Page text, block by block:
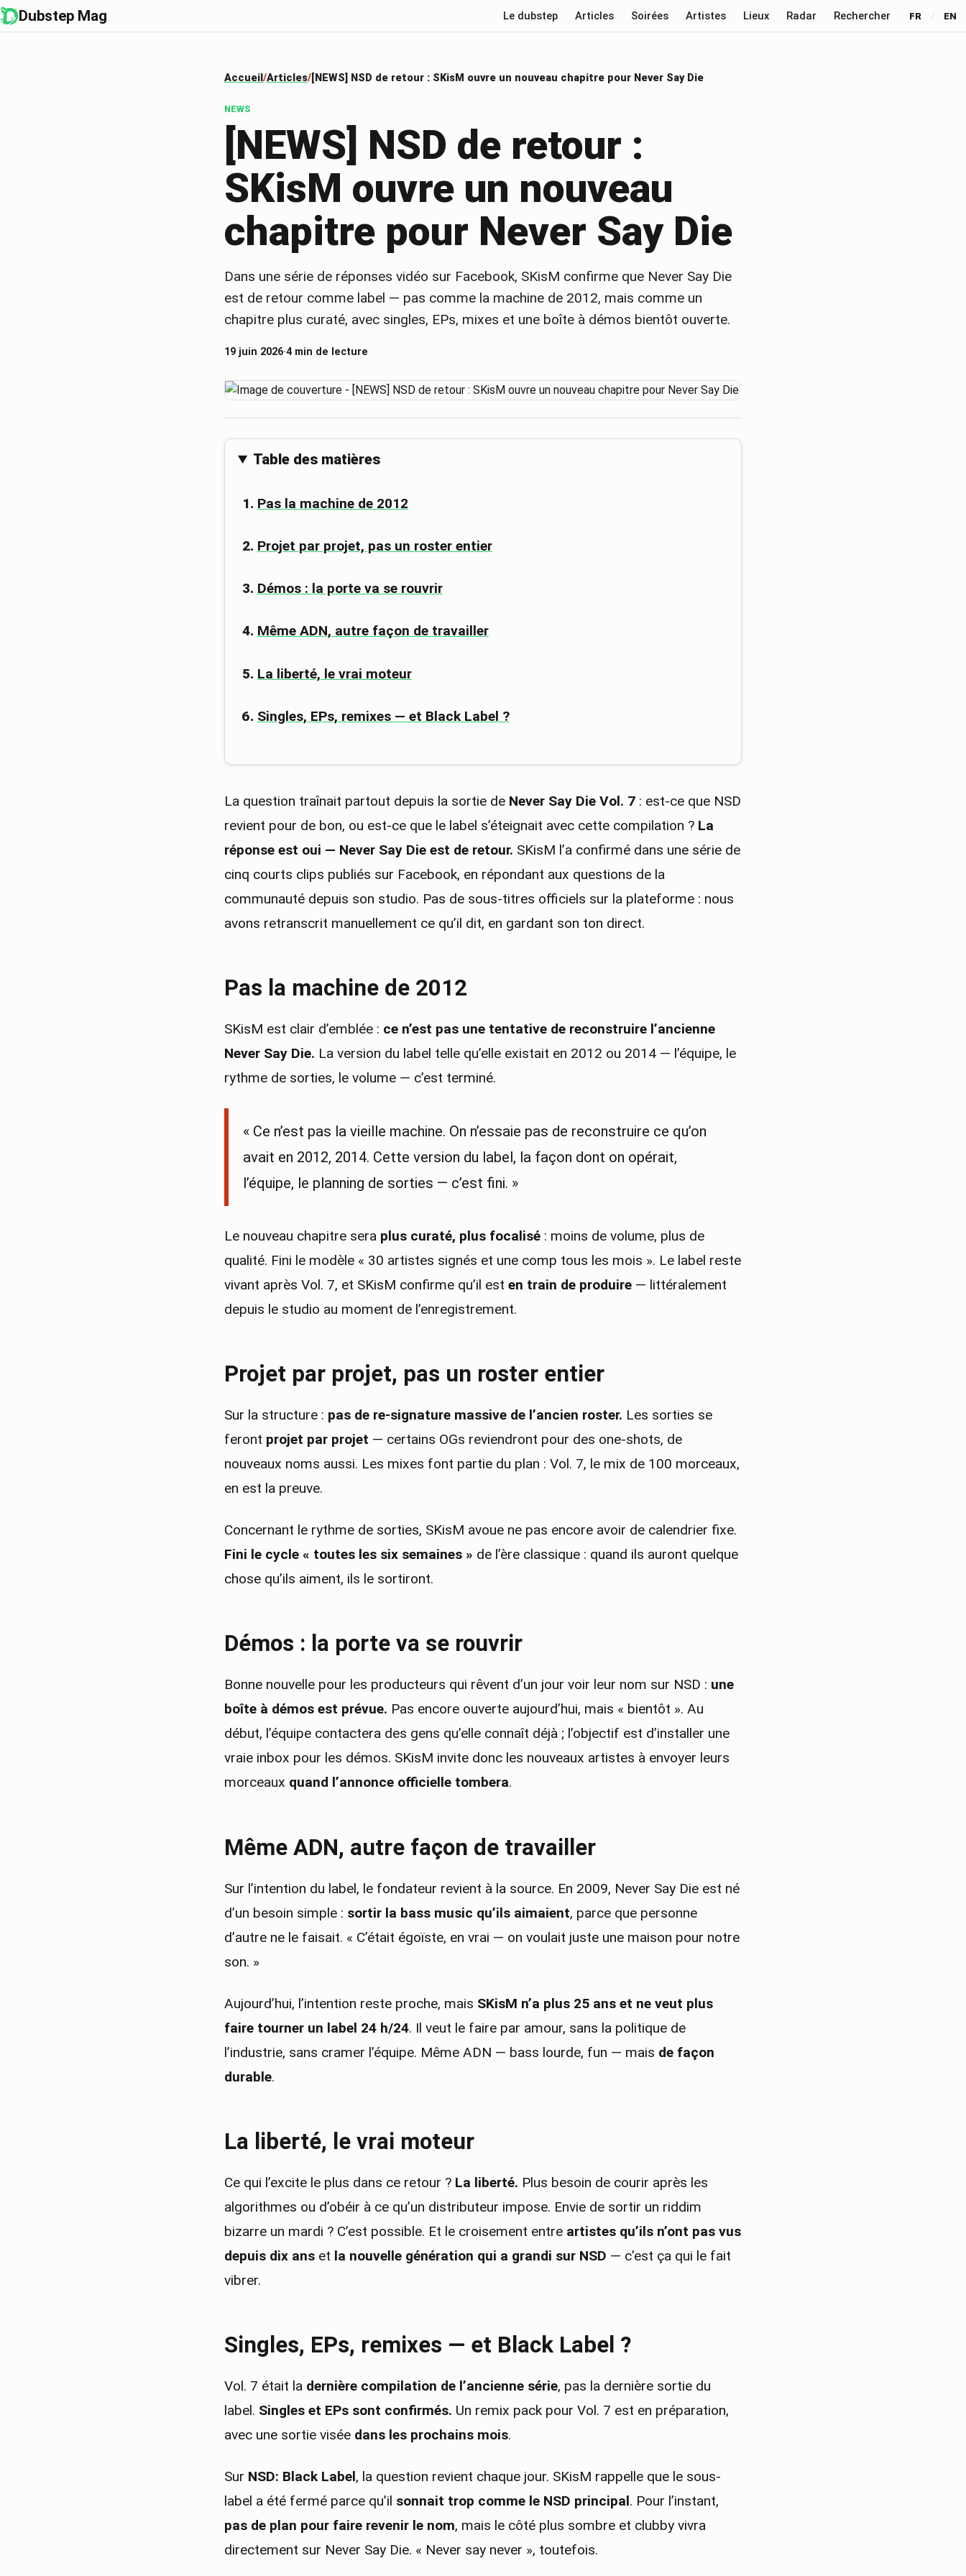
Dubstep Mag Le dubstep Articles Soirées Artistes Lieux Radar Rechercher FR / EN
Accueil Articles [NEWS] NSD de retour : SKisM ouvre un nouveau chapitre pour Never Say Die
NEWS
[NEWS] NSD de retour :
SKisM ouvre un nouveau
chapitre pour Never Say Die
Dans une série de réponses vidéo sur Facebook, SKisM confirme que Never Say Die
est de retour comme label — pas comme la machine de 2012, mais comme un
chapitre plus curaté, avec singles, EPs, mixes et une boîte à démos bientôt ouverte.
19 juin 2026·4 min de lecture
Table des matières
Pas la machine de 2012
Projet par projet, pas un roster entier
Démos : la porte va se rouvrir
Même ADN, autre façon de travailler
La liberté, le vrai moteur
Singles, EPs, remixes — et Black Label ?
La question traînait partout depuis la sortie de Never Say Die Vol. 7 : est-ce que NSD
revient pour de bon, ou est-ce que le label s’éteignait avec cette compilation ? La
réponse est oui — Never Say Die est de retour. SKisM l’a confirmé dans une série de
cinq courts clips publiés sur Facebook, en répondant aux questions de la
communauté depuis son studio. Pas de sous-titres officiels sur la plateforme : nous
avons retranscrit manuellement ce qu’il dit, en gardant son ton direct.
Pas la machine de 2012
SKisM est clair d’emblée : ce n’est pas une tentative de reconstruire l’ancienne
Never Say Die. La version du label telle qu’elle existait en 2012 ou 2014 — l’équipe, le
rythme de sorties, le volume — c’est terminé.
« Ce n’est pas la vieille machine. On n’essaie pas de reconstruire ce qu’on
avait en 2012, 2014. Cette version du label, la façon dont on opérait,
l’équipe, le planning de sorties — c’est fini. »
Le nouveau chapitre sera plus curaté, plus focalisé : moins de volume, plus de
qualité. Fini le modèle « 30 artistes signés et une comp tous les mois ». Le label reste
vivant après Vol. 7, et SKisM confirme qu’il est en train de produire — littéralement
depuis le studio au moment de l’enregistrement.
Projet par projet, pas un roster entier
Sur la structure : pas de re-signature massive de l’ancien roster. Les sorties se
feront projet par projet — certains OGs reviendront pour des one-shots, de
nouveaux noms aussi. Les mixes font partie du plan : Vol. 7, le mix de 100 morceaux,
en est la preuve.
Concernant le rythme de sorties, SKisM avoue ne pas encore avoir de calendrier fixe.
Fini le cycle « toutes les six semaines » de l’ère classique : quand ils auront quelque
chose qu’ils aiment, ils le sortiront.
Démos : la porte va se rouvrir
Bonne nouvelle pour les producteurs qui rêvent d’un jour voir leur nom sur NSD : une
boîte à démos est prévue. Pas encore ouverte aujourd’hui, mais « bientôt ». Au
début, l’équipe contactera des gens qu’elle connaît déjà ; l’objectif est d’installer une
vraie inbox pour les démos. SKisM invite donc les nouveaux artistes à envoyer leurs
morceaux quand l’annonce officielle tombera.
Même ADN, autre façon de travailler
Sur l’intention du label, le fondateur revient à la source. En 2009, Never Say Die est né
d’un besoin simple : sortir la bass music qu’ils aimaient, parce que personne
d’autre ne le faisait. « C’était égoïste, en vrai — on voulait juste une maison pour notre
son. »
Aujourd’hui, l’intention reste proche, mais SKisM n’a plus 25 ans et ne veut plus
faire tourner un label 24 h/24. Il veut le faire par amour, sans la politique de
l’industrie, sans cramer l’équipe. Même ADN — bass lourde, fun — mais de façon
durable.
La liberté, le vrai moteur
Ce qui l’excite le plus dans ce retour ? La liberté. Plus besoin de courir après les
algorithmes ou d’obéir à ce qu’un distributeur impose. Envie de sortir un riddim
bizarre un mardi ? C’est possible. Et le croisement entre artistes qu’ils n’ont pas vus
depuis dix ans et la nouvelle génération qui a grandi sur NSD — c’est ça qui le fait
vibrer.
Singles, EPs, remixes — et Black Label ?
Vol. 7 était la dernière compilation de l’ancienne série, pas la dernière sortie du
label. Singles et EPs sont confirmés. Un remix pack pour Vol. 7 est en préparation,
avec une sortie visée dans les prochains mois.
Sur NSD: Black Label, la question revient chaque jour. SKisM rappelle que le sous-
label a été fermé parce qu’il sonnait trop comme le NSD principal. Pour l’instant,
pas de plan pour faire revenir le nom, mais le côté plus sombre et clubby vivra
directement sur Never Say Die. « Never say never », toutefois.